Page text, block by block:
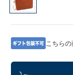
こちら